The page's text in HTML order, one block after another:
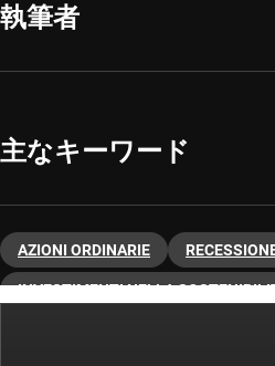
執筆者
主なキーワード
AZIONI ORDINARIE
INVESTIMENTI NELLA